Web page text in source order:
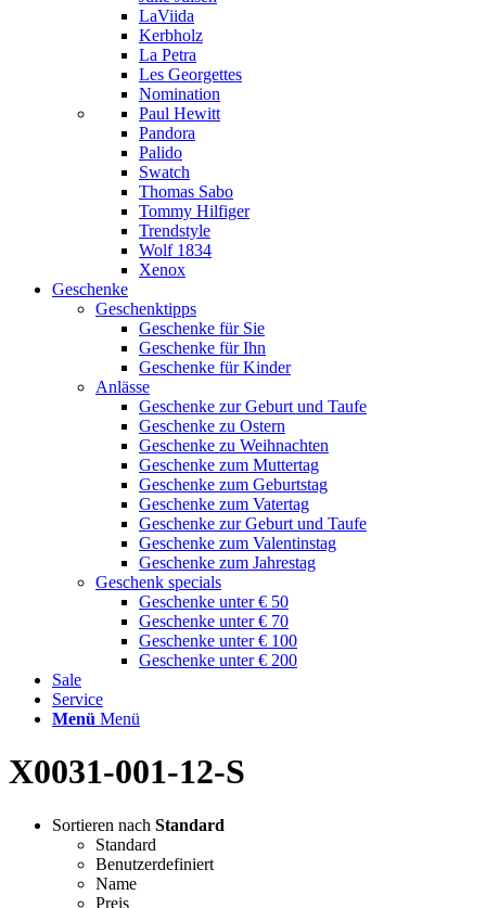
LaViida
Kerbholz
La Petra
Les Georgettes
Nomination
Paul Hewitt
Pandora
Palido
Swatch
Thomas Sabo
Tommy Hilfiger
Trendstyle
Wolf 1834
Xenox
Geschenke
Geschenktipps
Geschenke für Sie
Geschenke für Ihn
Geschenke für Kinder
Anlässe
Geschenke zur Geburt und Taufe
Geschenke zu Ostern
Geschenke zu Weihnachten
Geschenke zum Muttertag
Geschenke zum Geburtstag
Geschenke zum Vatertag
Geschenke zur Geburt und Taufe
Geschenke zum Valentinstag
Geschenke zum Jahrestag
Geschenk specials
Geschenke unter € 50
Geschenke unter € 70
Geschenke unter € 100
Geschenke unter € 200
Sale
Service
Menü Menü
X0031-001-12-S
Sortieren nach Standard
Standard
Benutzerdefiniert
Name
Preis